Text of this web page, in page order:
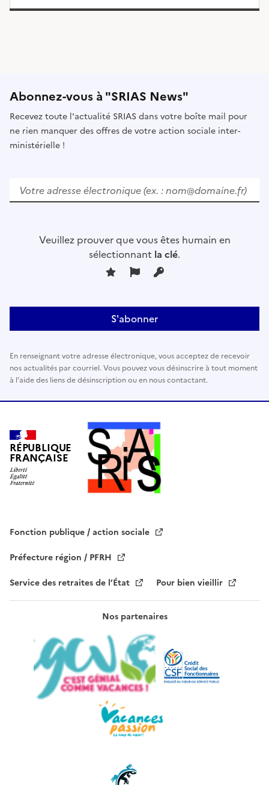
Abonnez-vous à "SRIAS News"
Recevez toute l'actualité SRIAS dans votre boîte mail pour
ne rien manquer des offres de votre action sociale inter-
ministérielle !
u
s
e
r
c
e
h
a
m
p
v
e
Veuillez prouver que vous êtes humain en
sélectionnant la clé.
En renseignant votre adresse électronique, vous acceptez de recevoir
nos actualités par courriel. Vous pouvez vous désinscrire à tout moment
à l’aide des liens de désinscription ou en nous contactant.
RÉPUBLIQUE
FRANÇAISE
Fonction publique / action sociale
Préfecture région / PFRH
Service des retraites de l’État
Pour bien vieillir
Nos partenaires